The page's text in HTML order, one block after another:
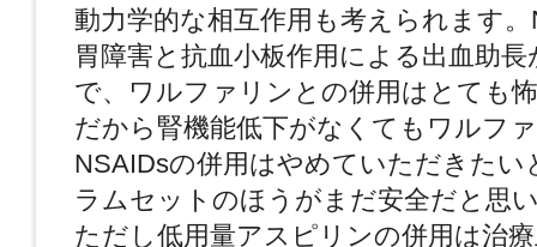
動力学的な相互作用も考えられます
胃障害と抗血小板作用による出血助
で、ワルファリンとの併用はとても
だから腎機能低下がなくてもワルフ
NSAIDsの併用はやめていただきたい
ラムセットのほうがまだ安全だと思
ただし低用量アスピリンの併用は治